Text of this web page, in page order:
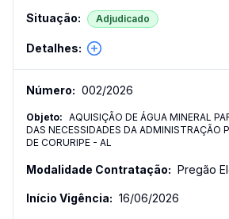
Adjudicado
002/2026
AQUISIÇÃO DE ÁGUA MINERAL
DAS NECESSIDADES DA ADMINISTRAÇÃO
DE CORURIPE - AL
Pregão
16/06/2026